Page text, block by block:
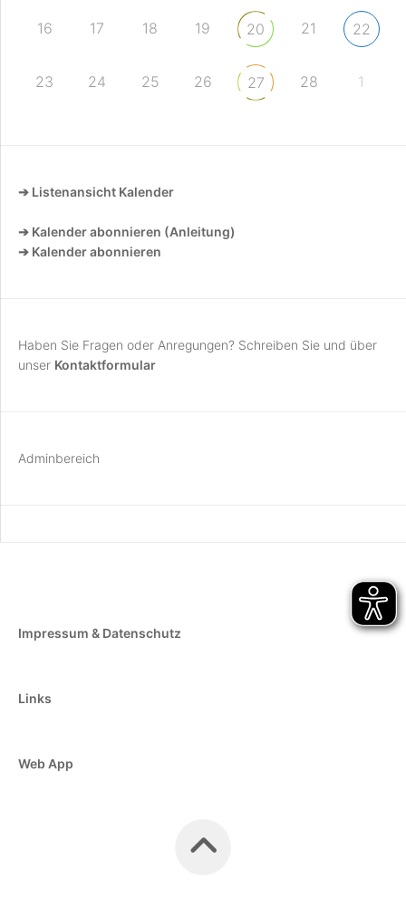
16 17 18 19 20 21 22
23 24 25 26 27 28 1
➔ Listenansicht Kalender
➔ Kalender abonnieren (Anleitung)
➔ Kalender abonnieren
Haben Sie Fragen oder Anregungen? Schreiben Sie und über
unser Kontaktformular
Adminbereich
Impressum & Datenschutz
Links
Web App